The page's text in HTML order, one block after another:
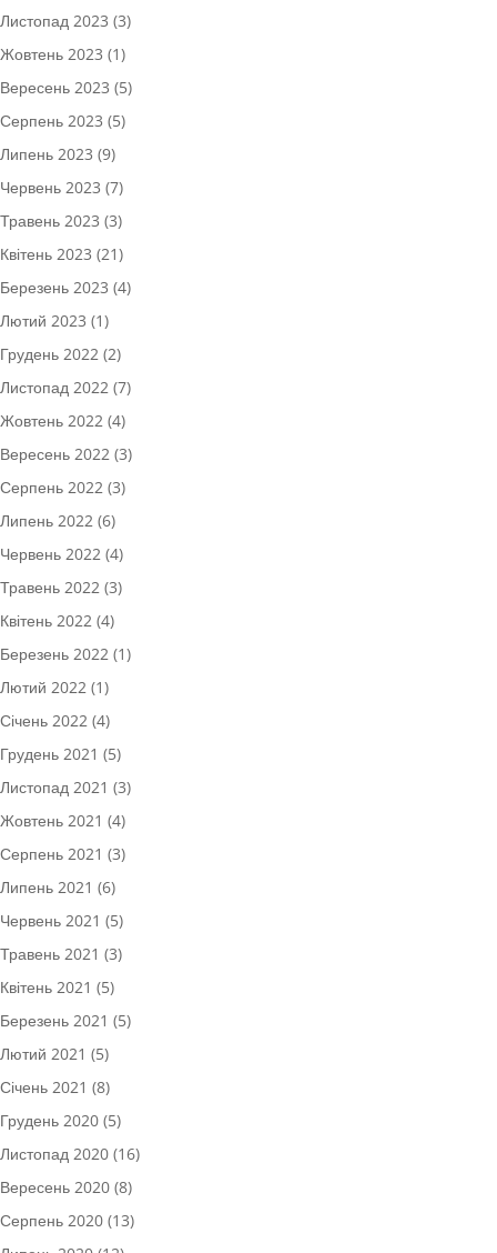
Листопад 2023 (3)
Жовтень 2023 (1)
Вересень 2023 (5)
Серпень 2023 (5)
Липень 2023 (9)
Червень 2023 (7)
Травень 2023 (3)
Квітень 2023 (21)
Березень 2023 (4)
Лютий 2023 (1)
Грудень 2022 (2)
Листопад 2022 (7)
Жовтень 2022 (4)
Вересень 2022 (3)
Серпень 2022 (3)
Липень 2022 (6)
Червень 2022 (4)
Травень 2022 (3)
Квітень 2022 (4)
Березень 2022 (1)
Лютий 2022 (1)
Січень 2022 (4)
Грудень 2021 (5)
Листопад 2021 (3)
Жовтень 2021 (4)
Серпень 2021 (3)
Липень 2021 (6)
Червень 2021 (5)
Травень 2021 (3)
Квітень 2021 (5)
Березень 2021 (5)
Лютий 2021 (5)
Січень 2021 (8)
Грудень 2020 (5)
Листопад 2020 (16)
Вересень 2020 (8)
Серпень 2020 (13)